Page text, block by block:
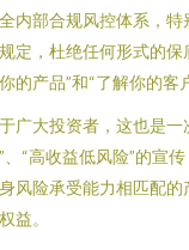
内部合规风控体系，
定，杜绝任何形式的
的产品”和“了解你的客户
广大投资者，这也是
、“高收益低风险”的宣
风险承受能力相匹配
益。